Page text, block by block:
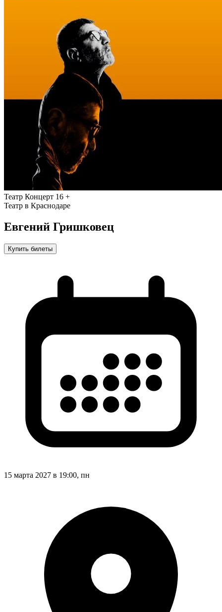
Театр Концерт 16 +
Театр в Краснодаре
Евгений Гришковец
Купить билеты
15 марта 2027 в 19:00, пн